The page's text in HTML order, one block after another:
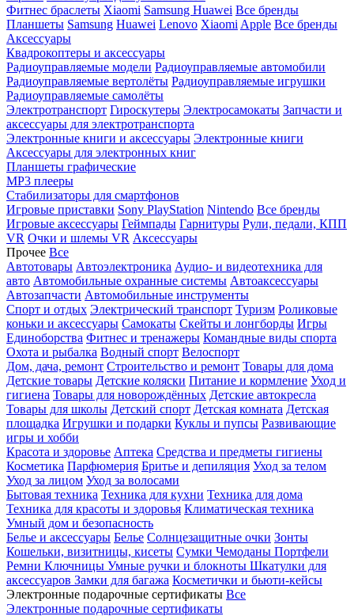
Фитнес браслеты Xiaomi Samsung Huawei Все бренды
Планшеты Samsung Huawei Lenovo Xiaomi Apple Все бренды
Аксессуары
Квадрокоптеры и аксессуары
Радиоуправляемые модели Радиоуправляемые автомобили
Радиоуправляемые вертолёты Радиоуправляемые игрушки
Радиоуправляемые самолёты
Электротранспорт Гироскутеры Электросамокаты Запчасти и
аксессуары для электротранспорта
Электронные книги и аксессуары Электронные книги
Аксессуары для электронных книг
Планшеты графические
MP3 плееры
Стабилизаторы для смартфонов
Игровые приставки Sony PlayStation Nintendo Все бренды
Игровые аксессуары Геймпады Гарнитуры Рули, педали, КПП
VR Очки и шлемы VR Аксессуары
Прочее Все
Автотовары Автоэлектроника Аудио- и видеотехника для
авто Автомобильные охранные системы Автоаксессуары
Автозапчасти Автомобильные инструменты
Спорт и отдых Электрический транспорт Туризм Роликовые
коньки и аксессуары Самокаты Скейты и лонгборды Игры
Единоборства Фитнес и тренажеры Командные виды спорта
Охота и рыбалка Водный спорт Велоспорт
Дом, дача, ремонт Строительство и ремонт Товары для дома
Детские товары Детские коляски Питание и кормление Уход и
гигиена Товары для новорождённых Детские автокресла
Товары для школы Детский спорт Детская комната Детская
площадка Игрушки и подарки Куклы и пупсы Развивающие
игры и хобби
Красота и здоровье Аптека Средства и предметы гигиены
Косметика Парфюмерия Бритье и депиляция Уход за телом
Уход за лицом Уход за волосами
Бытовая техника Техника для кухни Техника для дома
Техника для красоты и здоровья Климатическая техника
Умный дом и безопасность
Белье и аксессуары Белье Солнцезащитные очки Зонты
Кошельки, визитницы, кисеты Сумки Чемоданы Портфели
Ремни Ключницы Умные ручки и блокноты Шкатулки для
аксессуаров Замки для багажа Косметички и бьюти-кейсы
Электронные подарочные сертификаты Все
Электронные подарочные сертификаты